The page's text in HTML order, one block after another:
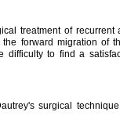
treatment of recurrent
forward migration of
difficulty to find a
surgical